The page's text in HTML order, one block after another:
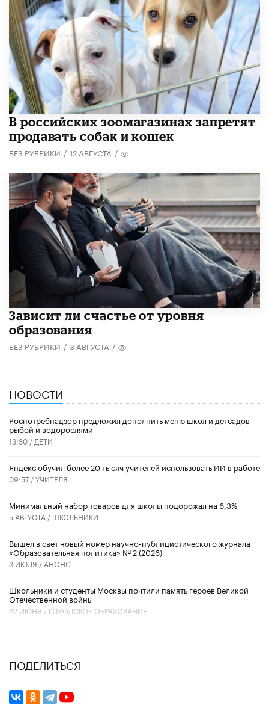
В российских зоомагазинах запретят
продавать собак и кошек
БЕЗ РУБРИКИ / 12 АВГУСТА /
Зависит ли счастье от уровня
образования
БЕЗ РУБРИКИ / 3 АВГУСТА /
НОВОСТИ
Роспотребнадзор предложил дополнить меню школ и детсадов
рыбой и водорослями
13:30 / ДЕТИ
​Яндекс обучил более 20 тысяч учителей использовать ИИ в работе
09:57 /УЧИТЕЛЯ
Минимальный набор товаров для школы подорожал на 6,3%
5 АВГУСТА / ШКОЛЬНИКИ
Вышел в свет новый номер научно-публицистического журнала
«Образовательная политика» № 2 (2026)
3 ИЮЛЯ / АНОНС
Школьники и студенты Москвы почтили память героев Великой
Отечественной войны
22 ИЮНЯ / ГОРОДСКОЕ ОБРАЗОВАНИЕ
ПОДЕЛИТЬСЯ